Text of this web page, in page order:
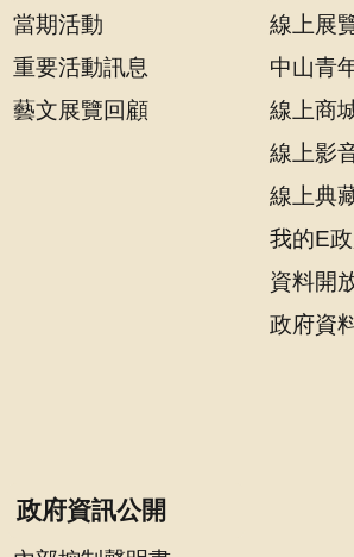
當期活動
重要活動訊息
藝文展覽回顧
線上展
中山青
線上商
線上影
線上典
我的E
資料開
政府資
政府資訊公開